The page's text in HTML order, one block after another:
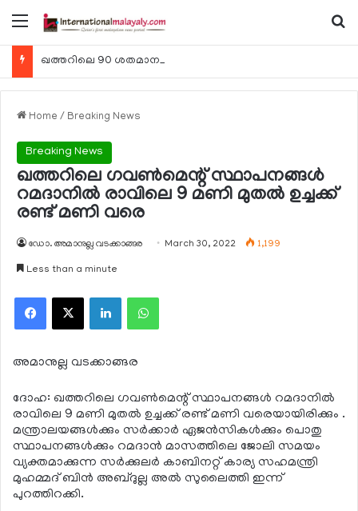
Menu
Home / Breaking News
Breaking News
ഖത്തറിലെ ഗവണ്‍മെന്റ് സ്ഥാപനങ്ങള്‍
റമദാനില്‍ രാവിലെ 9 മണി മുതല്‍ ഉച്ചക്ക്
രണ്ട് മണി വരെ
ഡോ. അമാനുല്ല വടക്കാങ്ങര March 30, 2022 1,199
Less than a minute
Facebook
X LinkedInWhatsApp
അമാനുല്ല വടക്കാങ്ങര
ദോഹ: ഖത്തറിലെ ഗവണ്‍മെന്റ് സ്ഥാപനങ്ങള്‍ റമദാനില്‍
രാവിലെ 9 മണി മുതല്‍ ഉച്ചക്ക് രണ്ട് മണി വരെയായിരിക്കും .
മന്ത്രാലയങ്ങള്‍ക്കും സര്‍ക്കാര്‍ ഏജന്‍സികള്‍ക്കും പൊതു
സ്ഥാപനങ്ങള്‍ക്കും റമദാന്‍ മാസത്തിലെ ജോലി സമയം
വ്യക്തമാക്കുന്ന സര്‍ക്കുലര്‍ കാബിനറ്റ് കാര്യ സഹമന്ത്രി
മുഹമ്മദ് ബിന്‍ അബ്ദുല്ല അല്‍ സുലൈത്തി ഇന്ന്
പുറത്തിറക്കി.